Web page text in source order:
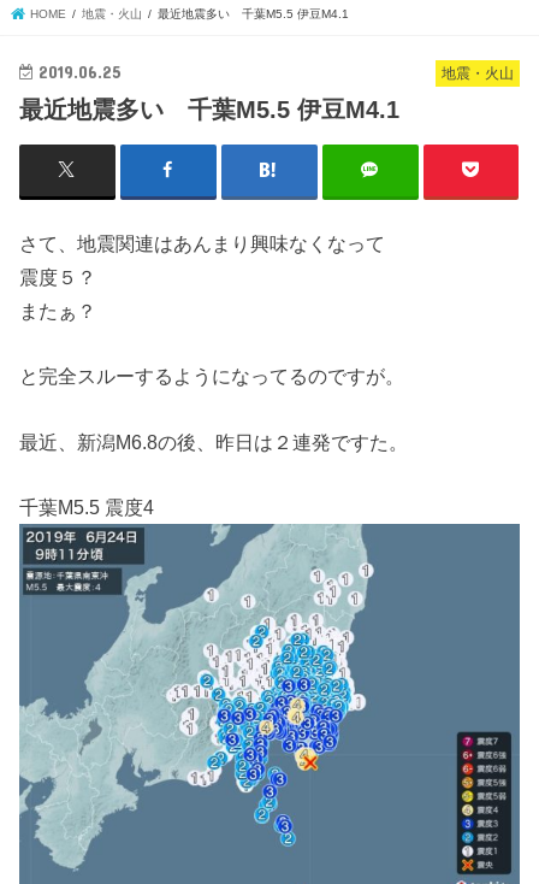
HOME 地震・火山 最近地震多い 千葉M5.5 伊豆M4.1
地震・火山
2019.06.25
最近地震多い 千葉M5.5 伊豆M4.1
さて、地震関連はあんまり興味なくなって
震度５？
またぁ？
と完全スルーするようになってるのですが。
最近、新潟M6.8の後、昨日は２連発ですた。
千葉M5.5 震度4